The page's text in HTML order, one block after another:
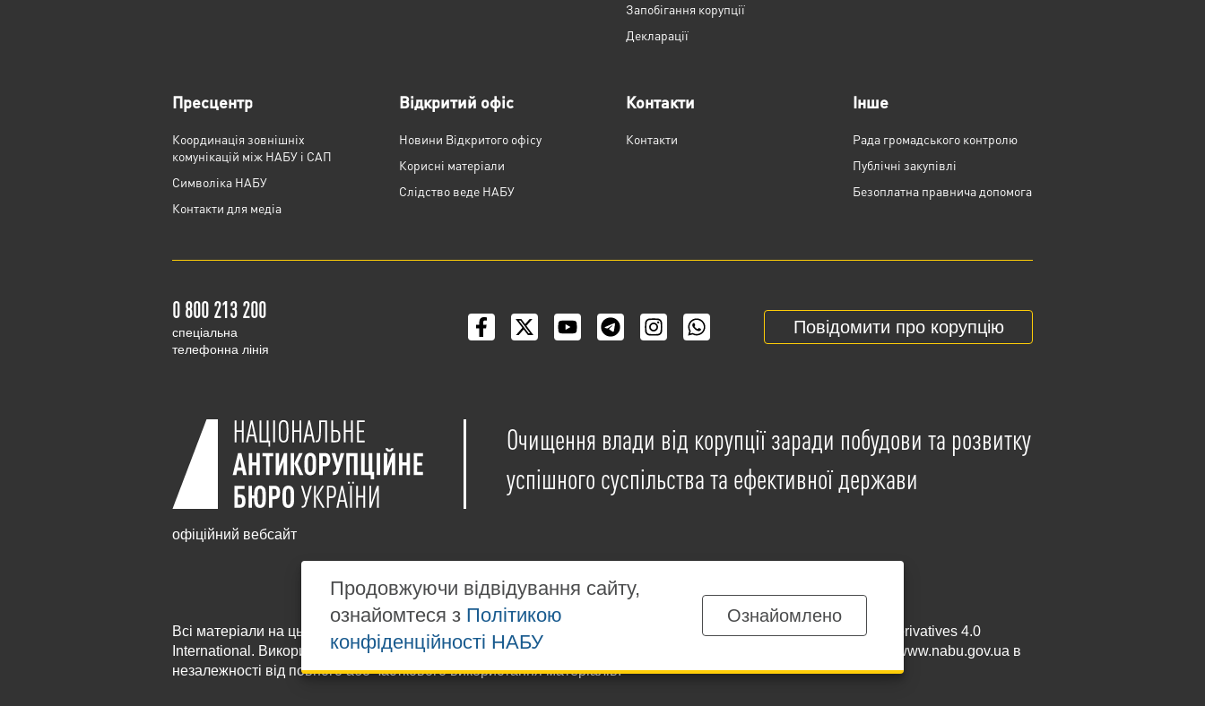
Запобігання корупції
Декларації
Пресцентр
Координація зовнішніх
комунікацій між НАБУ і САП
Cимволіка НАБУ
Контакти для медіа
Відкритий офіс
Новини Відкритого офісу
Корисні матеріали
Слідство веде НАБУ
Контакти
Контакти
Інше
Рада громадського контролю
Публічні закупівлі
Безоплатна правнича допомога
0 800 213 200
cпеціальна
телефонна лінія
Повідомити про корупцію
офіційний вебсайт
Очищення влади від корупції заради побудови та розвитку
успішного суспільства та ефективної держави
Всі матеріали на цьому сайті розміщені на умовах ліцензії
Creative Commons Attribution-NonCommercial-NoDerivatives 4.0
International . Використання будь-яких матеріалів, розміщених на сайті, дозволяється за умови посилання на www.nabu.gov.ua в
незалежності від повного або часткового використання матеріалів.
Продовжуючи відвідування сайту,
ознайомтеся з Політикою
конфіденційності НАБУ
Ознайомлено